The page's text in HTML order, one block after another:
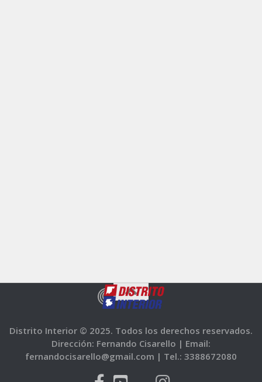
Distrito Interior © 2025. Todos los derechos reservados.
Dirección: Fernando Cisarello | Email:
fernandocisarello@gmail.com | Tel.: 3388672080